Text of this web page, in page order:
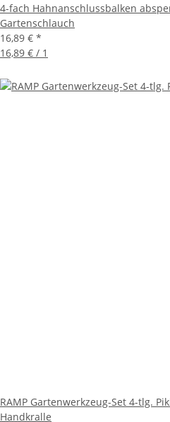
4-fach Hahnanschlussbalken
Gartenschlauch
16,89 € *
16,89 € / 1
RAMP Gartenwerkzeug-Set 4-tlg.
Handkralle